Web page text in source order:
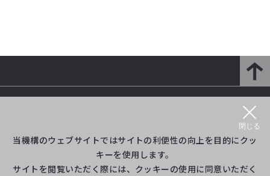
閉じる
当機構のウェブサイトではサイトの利便性の向上を目的にクッ
キーを使用します。
サイトを閲覧いただく際には、クッキーの使用に同意いただく
プロジェクト等紹介 イベント
ライブラリ （旧Twitter）